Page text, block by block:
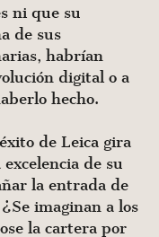
ni que su
de sus
habrían
digital o a
hecho.
de Leica gira
de su
la entrada de
imaginan a los
la cartera por